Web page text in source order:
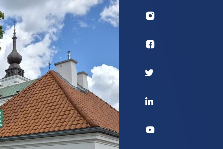
Profil
Wydawnictwo
Profil
Profil
Linkedin
UKSW